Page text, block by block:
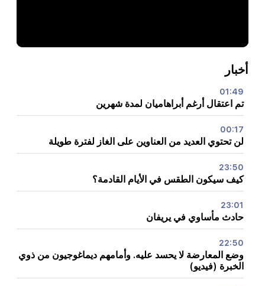
أخبار
01:49
تم اعتقال أرغم أبراهاميان لمدة شهرين
00:17
لن تحتوي العديد من العناوين على الغاز لفترة طويلة
23:50
كيف سيكون الطقس في الأيام القادمة؟
23:01
حادث مأساوي في يريفان
22:50
وضع المعارضة لا يحسد عليه. وأمامهم ديماغوجيون من ذوي
الخبرة (فيديو)